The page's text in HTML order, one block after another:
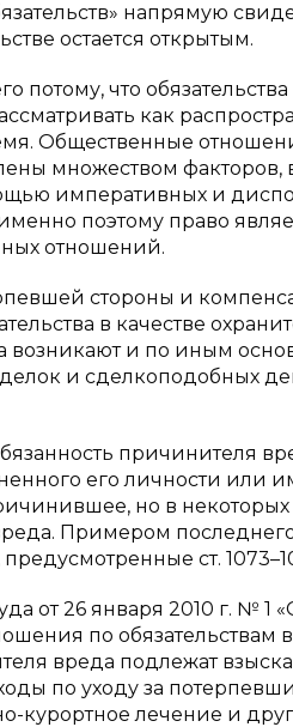
напрямую
остается открытым.
что
как
Общественные
множеством
императивных и
поэтому право
отношений.
стороны и
в качестве
возникают и по иным
и сделкоподобных
причинителя
его личности или
но в некоторых
Примером
ст.
от 26 января 2010 г. №
по
вреда подлежат
по уходу за
курортное лечение и